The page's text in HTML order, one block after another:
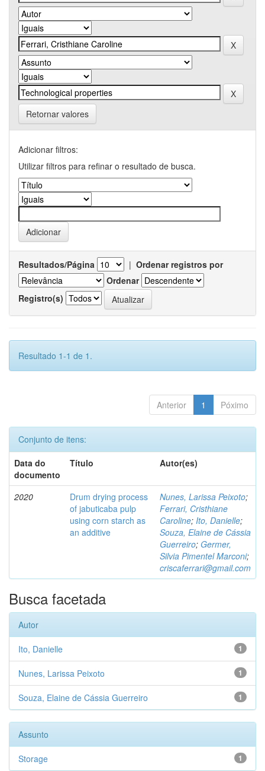
Retornar valores
Adicionar filtros:
Utilizar filtros para refinar o resultado de busca.
Resultados/Página | Ordenar registros por
Ordenar
Registro(s)
Resultado 1-1 de 1.
Anterior 1 Póximo
Conjunto de itens:
Data do
documento
Título Autor(es)
2020
Drum drying process
of jabuticaba pulp
using corn starch as
an additive
Nunes, Larissa Peixoto;
Ferrari, Cristhiane
Caroline; Ito, Danielle;
Souza, Elaine de Cássia
Guerreiro; Germer,
Silvia Pimentel Marconi;
criscaferrari@gmail.com
Busca facetada
Autor
1
Ito, Danielle
1
Nunes, Larissa Peixoto
1
Souza, Elaine de Cássia Guerreiro
Assunto
1
Storage